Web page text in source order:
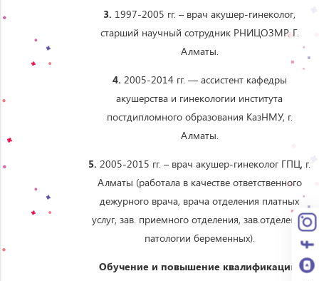
3. 1997-2005 гг. – врач акушер-гинеколог,
старший научный сотрудник РНИЦОЗМР. Г.
Алматы.
4. 2005-2014 гг. — ассистент кафедры
акушерства и гинекологии института
постдипломного образования КазНМУ, г.
Алматы.
5. 2005-2015 гг. – врач акушер-гинеколог ГПЦ, г.
Алматы (работала в качестве ответственного
дежурного врача, врача отделения платных
услуг, зав. приемного отделения, зав.отделения
патологии беременных).
Обучение и повышение квалификации: